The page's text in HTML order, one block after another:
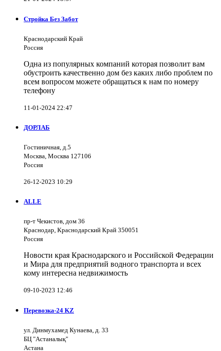
Стройка Без Забот
Краснодарский Край
Россия
Одна из популярных компаний которая позволит вам
обустроить качественно дом без каких либо проблем по
всем вопросом можете обращаться к нам по номеру
телефону
11-01-2024 22:47
ДОРЛАБ
Гостиничная, д.5
Москва, Москва 127106
Россия
26-12-2023 10:29
ALLE
пр-т Чекистов, дом 36
Краснодар, Краснодарский Край 350051
Россия
Новости края Краснодарского и Российской Федерации
и Мира для предприятий водного транспорта и всех
кому интересна недвижимость
09-10-2023 12:46
Перевозка-24 KZ
ул. Динмухамед Кунаева, д. 33
БЦ "Астаналық"
Астана